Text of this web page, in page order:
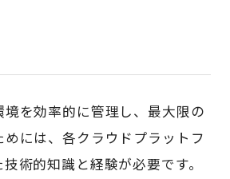
を効率的に管理し、最大限の
には、各クラウドプラットフ
術的知識と経験が必要です。